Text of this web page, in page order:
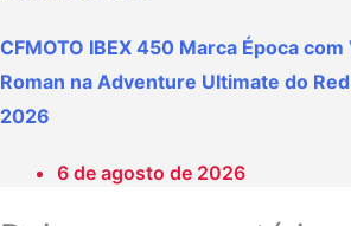
CFMOTO IBEX 450 Marca Época
Roman na Adventure Ultimate do
2026
6 de agosto de 2026